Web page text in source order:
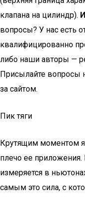
клапана на цилиндр).
вопросы? У нас еcть
квалифицированно
либо наши авторы —
Присылайте вопросы
за сайтом.
Пик тяги
Крутящим моментом
плечо ее
измеряется в
самым это сила, с